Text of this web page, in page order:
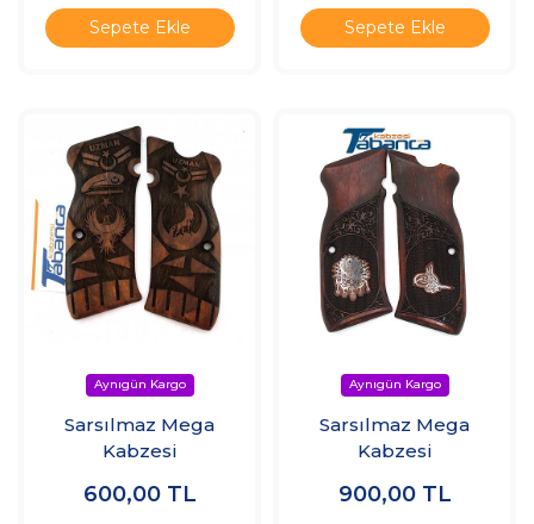
Sepete Ekle Sepete Ekle
Sarsılmaz Mega
Kabzesi
600,00 TL
Sarsılmaz Mega
Kabzesi
900,00 TL